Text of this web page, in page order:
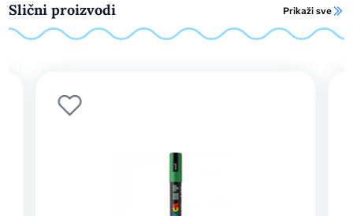
Slični proizvodi Prikaži sve